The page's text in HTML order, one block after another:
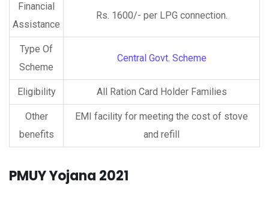
Financial
Assistance
Rs. 1600/- per LPG connection.
Type Of
Scheme
Central Govt. Scheme
Eligibility All Ration Card Holder Families
Other
benefits
EMI facility for meeting the cost of stove
and refill
PMUY Yojana 2021